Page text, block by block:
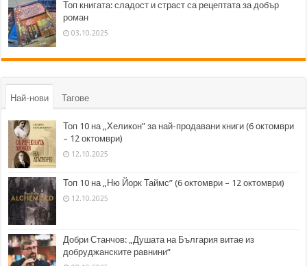
Топ книгата: сладост и страст са рецептата за добър
роман
03.10.2025
Най-нови Тагове
Топ 10 на „Хеликон” за най-продавани книги (6 октомври
– 12 октомври)
12.10.2025
Топ 10 на „Ню Йорк Таймс” (6 октомври – 12 октомври)
12.10.2025
Добри Станчов: „Душата на България витае из
добруджанските равнини“